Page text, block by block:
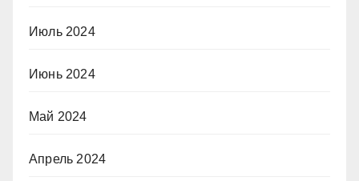
Июль 2024
Июнь 2024
Май 2024
Апрель 2024